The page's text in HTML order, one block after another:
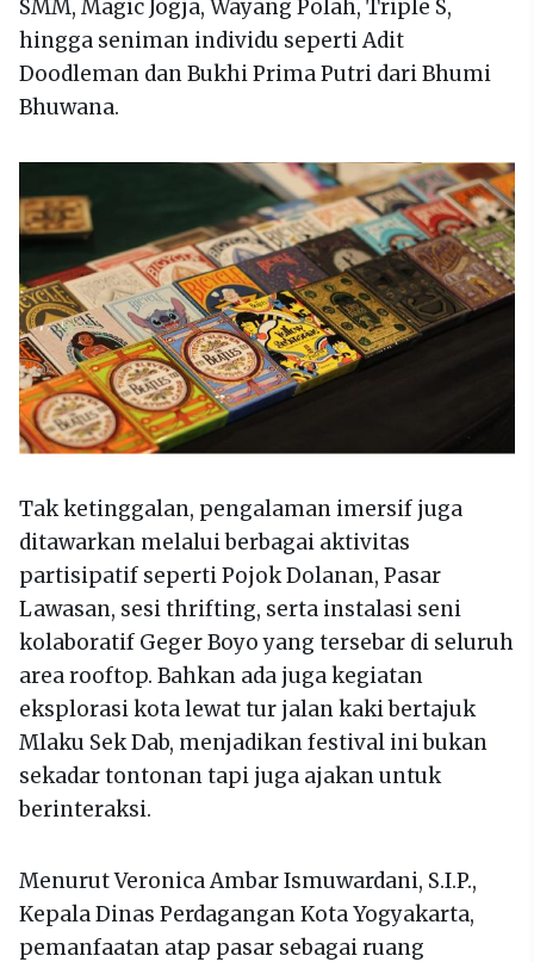
SMM, Magic Jogja, Wayang Polah, Triple S,
hingga seniman individu seperti Adit
Doodleman dan Bukhi Prima Putri dari Bhumi
Bhuwana.
Tak ketinggalan, pengalaman imersif juga
ditawarkan melalui berbagai aktivitas
partisipatif seperti Pojok Dolanan, Pasar
Lawasan, sesi thrifting, serta instalasi seni
kolaboratif Geger Boyo yang tersebar di seluruh
area rooftop. Bahkan ada juga kegiatan
eksplorasi kota lewat tur jalan kaki bertajuk
Mlaku Sek Dab, menjadikan festival ini bukan
sekadar tontonan tapi juga ajakan untuk
berinteraksi.
Menurut Veronica Ambar Ismuwardani, S.I.P.,
Kepala Dinas Perdagangan Kota Yogyakarta,
pemanfaatan atap pasar sebagai ruang